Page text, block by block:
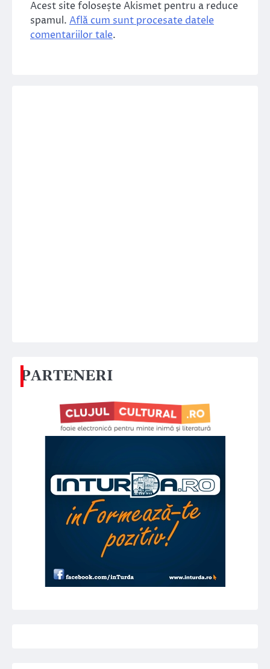
Acest site folosește Akismet pentru a reduce
spamul. Află cum sunt procesate datele
comentariilor tale.
PARTENERI